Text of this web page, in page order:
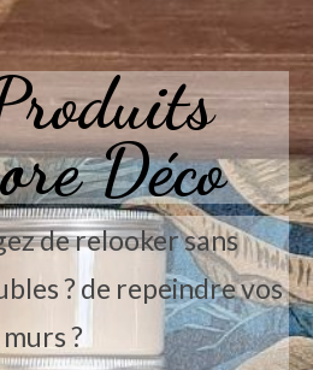
Déco
de relooker sans
? de repeindre vos
murs ?